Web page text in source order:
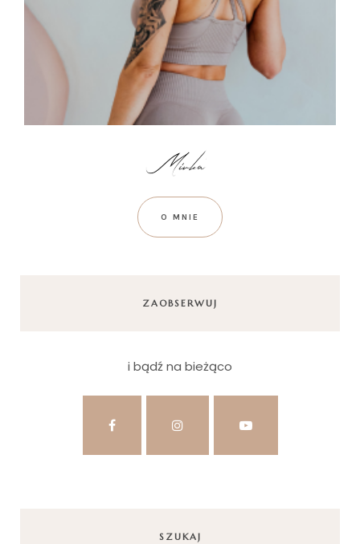
O MNIE
ZAOBSERWUJ
i bądź na bieżąco
SZUKAJ